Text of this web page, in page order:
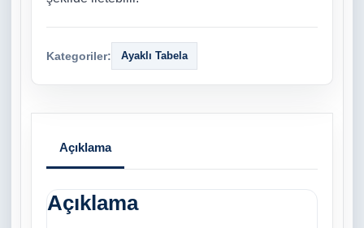
Kategoriler: Ayaklı Tabela
Açıklama
Açıklama